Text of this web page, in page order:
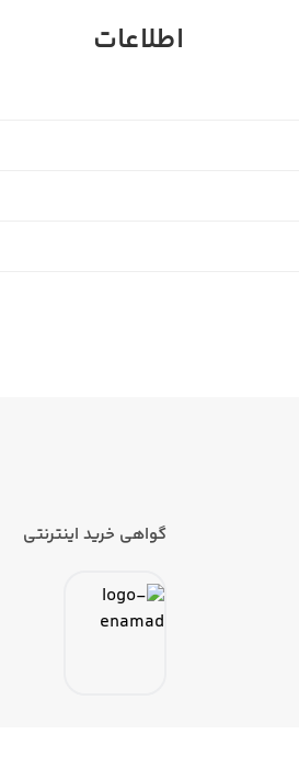
اطلاعات
گواهی خرید اینترنتی